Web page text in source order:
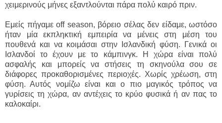
χειμερινούς μήνες εξαντλούνται πάρα πολύ καιρό πριν.
Εμείς πήγαμε off season, βόρειο σέλας δεν είδαμε, ωστόσο
ήταν μία εκπληκτική εμπειρία να μένεις στη μέση του
πουθενά και να κοιμάσαι στην Ισλανδική φύση. Γενικά οι
Ισλανδοί το έχουν με το κάμπινγκ. Η χώρα είναι πολύ
ασφαλής και μπορείς να στήσεις τη σκηνούλα σου σε
διάφορες προκαθορισμένες περιοχές. Χωρίς χρέωση, στη
φύση. Αυτός νομίζω είναι και ο πιο μαγικός τρόπος να
γυρίσεις τη χώρα, αν αντέχεις το κρύο φυσικά ή αν πας το
καλοκαίρι.